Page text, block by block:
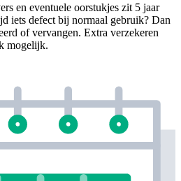
en eventuele oorstukjes zit 5 jaar
iets defect bij normaal gebruik? Dan
of vervangen. Extra verzekeren
mogelijk.